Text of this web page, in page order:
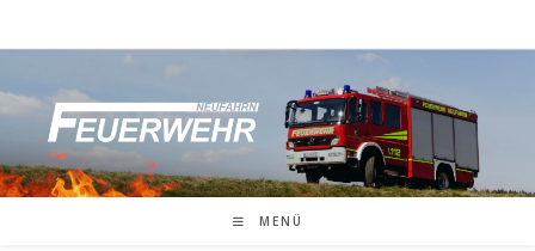
Inhalt
MENÜ